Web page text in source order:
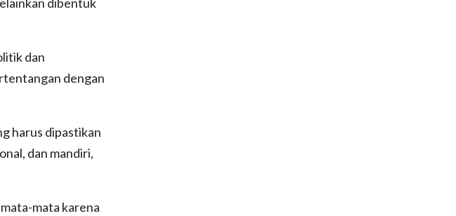
dan
dengan
harus dipastikan
dan mandiri,
mata karena